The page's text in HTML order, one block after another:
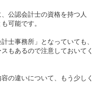
公認会計士の資格を持つ人
可能です。
士事務所」となっていても、
もあるので注意しておいてく
の違いについて、もう少しく